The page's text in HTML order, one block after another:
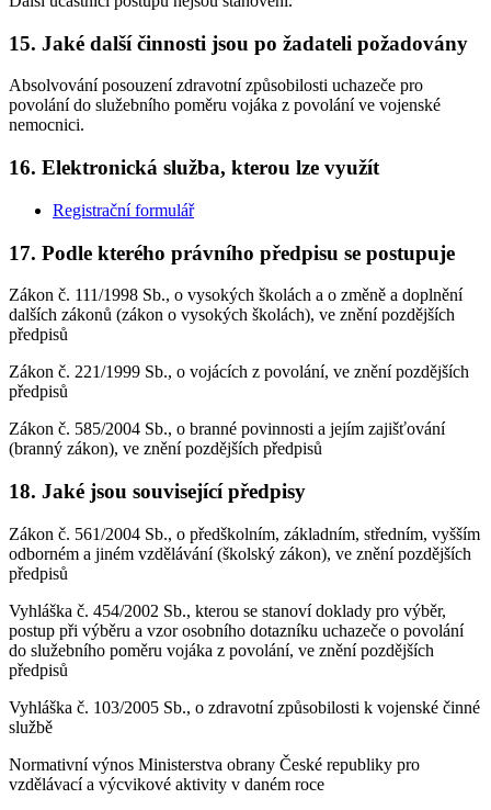
15. Jaké další činnosti jsou po žadateli požadovány
Absolvování posouzení zdravotní způsobilosti uchazeče pro
povolání do služebního poměru vojáka z povolání ve vojenské
nemocnici.
16. Elektronická služba, kterou lze využít
Registrační formulář
17. Podle kterého právního předpisu se postupuje
Zákon č. 111/1998 Sb., o vysokých školách a o změně a doplnění
dalších zákonů (zákon o vysokých školách), ve znění pozdějších
předpisů
Zákon č. 221/1999 Sb., o vojácích z povolání, ve znění pozdějších
předpisů
Zákon č. 585/2004 Sb., o branné povinnosti a jejím zajišťování
(branný zákon), ve znění pozdějších předpisů
18. Jaké jsou související předpisy
Zákon č. 561/2004 Sb., o předškolním, základním, středním, vyšším
odborném a jiném vzdělávání (školský zákon), ve znění pozdějších
předpisů
Vyhláška č. 454/2002 Sb., kterou se stanoví doklady pro výběr,
postup při výběru a vzor osobního dotazníku uchazeče o povolání
do služebního poměru vojáka z povolání, ve znění pozdějších
předpisů
Vyhláška č. 103/2005 Sb., o zdravotní způsobilosti k vojenské činné
službě
Normativní výnos Ministerstva obrany České republiky pro
vzdělávací a výcvikové aktivity v daném roce